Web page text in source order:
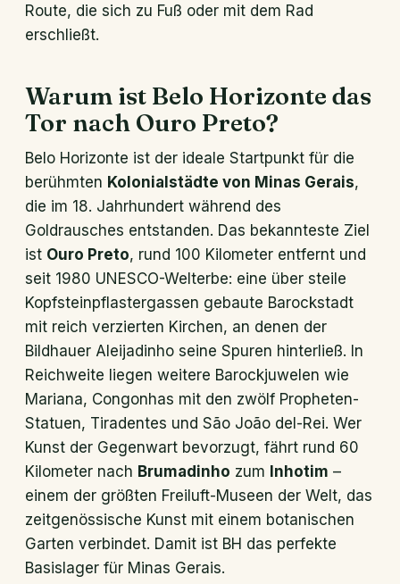
Route, die sich zu Fuß oder mit dem Rad
erschließt.
Warum ist Belo Horizonte das
Tor nach Ouro Preto?
Belo Horizonte ist der ideale Startpunkt für die
berühmten Kolonialstädte von Minas Gerais,
die im 18. Jahrhundert während des
Goldrausches entstanden. Das bekannteste Ziel
ist Ouro Preto, rund 100 Kilometer entfernt und
seit 1980 UNESCO-Welterbe: eine über steile
Kopfsteinpflastergassen gebaute Barockstadt
mit reich verzierten Kirchen, an denen der
Bildhauer Aleijadinho seine Spuren hinterließ. In
Reichweite liegen weitere Barockjuwelen wie
Mariana, Congonhas mit den zwölf Propheten-
Statuen, Tiradentes und São João del-Rei. Wer
Kunst der Gegenwart bevorzugt, fährt rund 60
Kilometer nach Brumadinho zum Inhotim –
einem der größten Freiluft-Museen der Welt, das
zeitgenössische Kunst mit einem botanischen
Garten verbindet. Damit ist BH das perfekte
Basislager für Minas Gerais.